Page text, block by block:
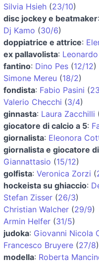
Silvia Hsieh (23/10)
disc jockey e beatmaker:
Dj Kamo (30/6)
doppiatrice e attrice:
ex pallavolista:
fantino: Dino Pes (12/12)
Simone Mereu (18/2)
fondista: Fabio Pasini (
Valerio Checchi (3/4)
ginnasta: Laura Zacchilli
giocatore di calcio a 5:
giornalista: Eleonora
giornalista e giocatore
Giannattasio (15/12)
golfista: Veronica Zorzi (
hockeista su ghiaccio:
Stefan Zisser (26/3)
Christian Walcher (29/9)
Armin Helfer (31/5)
judoka: Giovanni Nicola
Francesco Bruyere (27/8)
modella: Roberta